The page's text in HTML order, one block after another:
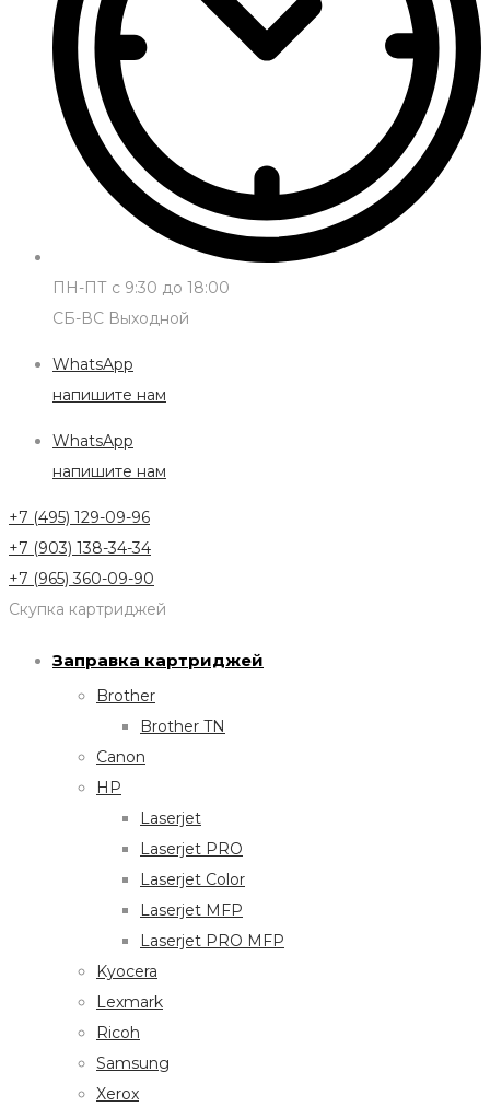
ПН-ПТ с 9:30 до 18:00
СБ-ВС Выходной
WhatsApp
напишите нам
WhatsApp
напишите нам
+7 (495) 129-09-96
+7 (903) 138-34-34
+7 (965) 360-09-90
Скупка картриджей
Заправка картриджей
Brother
Brother TN
Canon
HP
Laserjet
Laserjet PRO
Laserjet Color
Laserjet MFP
Laserjet PRO MFP
Kyocera
Lexmark
Ricoh
Samsung
Xerox